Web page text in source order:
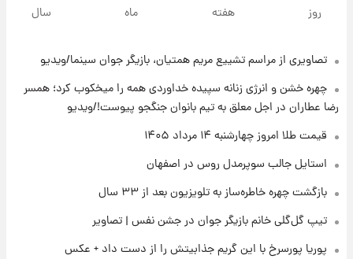
هسته‌ای در آسمان ظاهر شد
۲۰ ساعت پیش
کرد
۲۲ ساعت پیش
۱۴۰۵/ نرخ‌ها ثابت ماند؟ +جدول
علی مطهری: اجرای کامل تفاهم‌نامه اسلام‌آباد،
روز هفته ماه سال
تصاویری از مراسم تشییع مریم همتیان، بازیگر جوان سینما/ویدیو
چهره خشن و انرژی زنانه سپیده خداوردی همه را میخکوب کرد؛ همسر
رضا عطاران در اجل معلق به تیم بانوان جنگجو پیوست!/ویدیو
قیمت طلا امروز چهارشنبه ۱۴ مرداد ۱۴۰۵
استایل جالب سوپرمدل روس در اصفهان
بازگشت چهره خاطره‌ساز به تلویزیون بعد از ۳۳ سال
تیپ گل‌گلی خانم بازیگر جوان در جشن نفس | تصاویر
پوریا پورسرخ با این گریم جذابیتش را از دست داد + عکس